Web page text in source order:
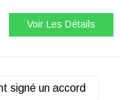
Voir Les Détails